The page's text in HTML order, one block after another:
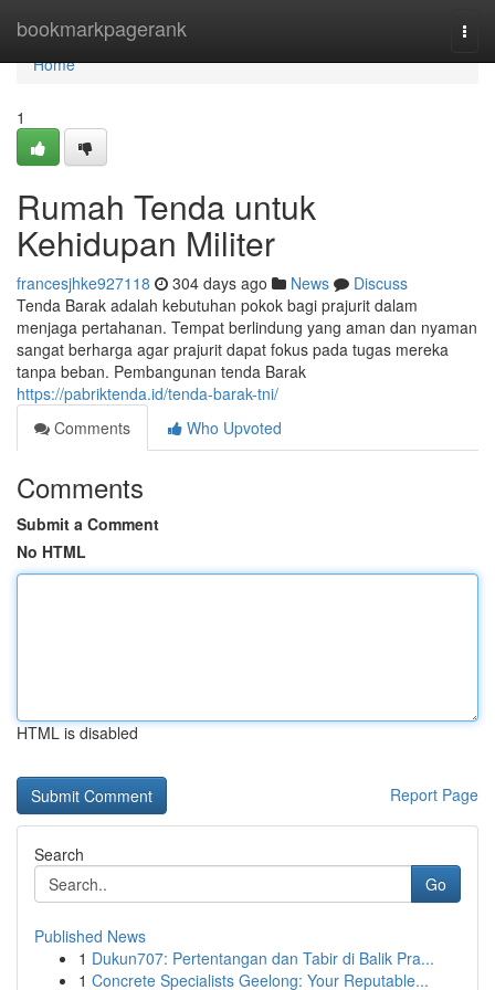
bookmarkpagerank
Home
Home
1
Rumah Tenda untuk
Kehidupan Militer
francesjhke927118 304 days ago News
Discuss
Tenda Barak adalah kebutuhan pokok bagi prajurit dalam
menjaga pertahanan. Tempat berlindung yang aman dan nyaman
sangat berharga agar prajurit dapat fokus pada tugas mereka
tanpa beban. Pembangunan tenda Barak
https://pabriktenda.id/tenda-barak-tni/
Comments
Who Upvoted
Comments
Submit a Comment
No HTML
HTML is disabled
Report Page
Search
Go
Published News
1 Dukun707: Pertentangan dan Tabir di Balik Pra...
1 Concrete Specialists Geelong: Your Reputable...